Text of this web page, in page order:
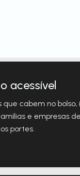
acessível
que cabem no bolso,
e empresas de
portes.